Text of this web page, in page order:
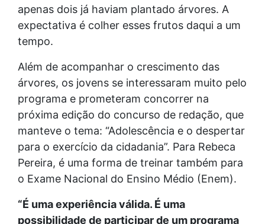
apenas dois já haviam plantado árvores. A
expectativa é colher esses frutos daqui a um
tempo.
Além de acompanhar o crescimento das
árvores, os jovens se interessaram muito pelo
programa e prometeram concorrer na
próxima edição do concurso de redação, que
manteve o tema: “Adolescência e o despertar
para o exercício da cidadania”. Para Rebeca
Pereira, é uma forma de treinar também para
o Exame Nacional do Ensino Médio (Enem).
“É uma experiência válida. É uma
possibilidade de participar de um programa